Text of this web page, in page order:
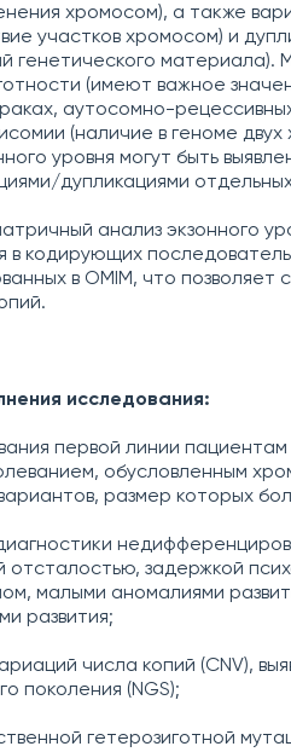
хромосом), а также
участков хромосом) и
генетического материала).
(имеют важное
аутосомно-
(наличие в геноме
уровня могут быть
дупликациями отдельных
анализ экзонного
кодирующих
в OMIM, что позволяет
исследования:
первой линии
обусловленным
размер которых
отсталостью, задержкой
малыми аномалиями
развития;
числа копий (CNV),
поколения (NGS);
гетерозиготной